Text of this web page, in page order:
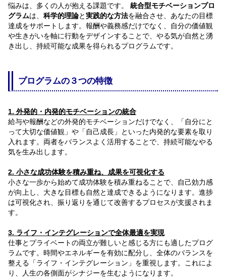
悩みは、多くの人が抱える課題です。 統合型モチベーションプロ
グラムは、 科学的理論と実践的な方法を融合させ、あなたの目標
達成をサポートします。報酬や義務感だけでなく、自分の価値観
や生きがいを軸に行動をデザインすることで、やる気が自然と湧
き出し、持続可能な成果を得られるプログラムです。
プログラムの３つの特徴
1. 外発的・内発的モチベーションの統合
給与や報酬などの外発的モチベーションだけでなく、「自分にと
って大切な価値観」や「自己成長」といった内発的な要素を取り
入れます。両者をバランスよく活用することで、持続可能なやる
気を生み出します。
2. 小さな成功体験を積み重ね、成果を可視化する
小さな一歩から始めて成功体験を積み重ねることで、自己効力感
が向上し、大きな目標も自然と達成できるようになります。進捗
は可視化され、振り返りを通じて改善するプロセスが支援されま
す。
3. ライフ・インテグレーションで全体最適を実現
仕事とプライベートの両立が難しいと感じる方にも適したプログ
ラムです。時間やエネルギーを有効に配分し、全体のバランスを
整える「ライフ・インテグレーション」を重視します。これによ
り、人生の各側面がシナジーを生むようになります。